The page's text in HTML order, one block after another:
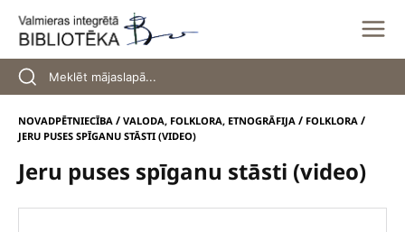
content
NOVADPĒTNIECĪBA / VALODA, FOLKLORA, ETNOGRĀFIJA / FOLKLORA /
JERU PUSES SPĪGANU STĀSTI (VIDEO)
Jeru puses spīganu stāsti (video)